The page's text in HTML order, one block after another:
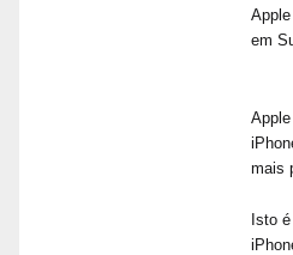
em
mais
Isto